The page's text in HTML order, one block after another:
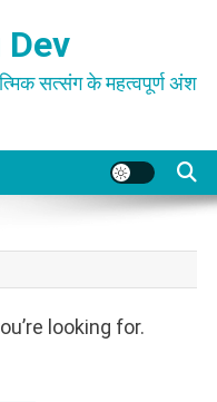
सत्संग के महत्वपूर्ण अंश
looking for.